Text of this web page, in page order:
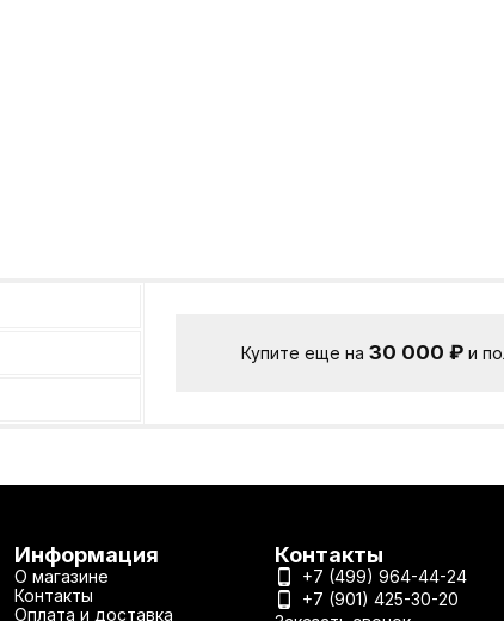
Купите еще на30 000₽ и
Информация
О магазине
Контакты
Оплата и доставка
Контакты
+7 (499) 964-44-24
+7 (901) 425-30-20